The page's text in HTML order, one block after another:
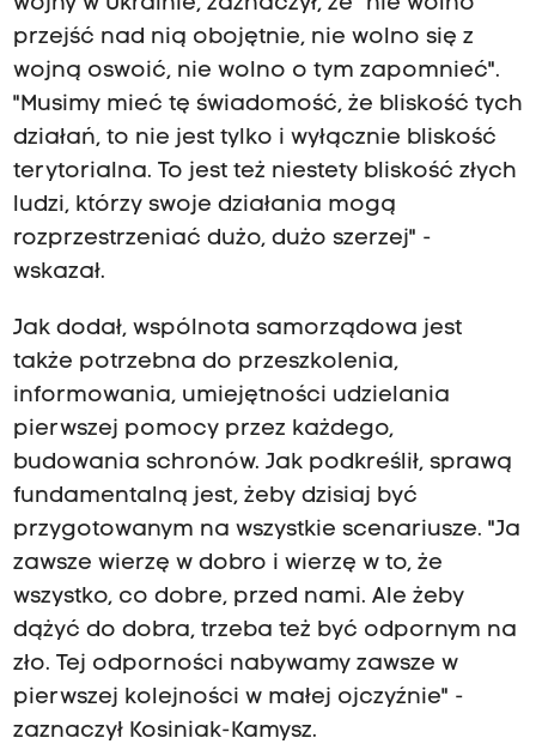
wojny w Ukrainie, zaznaczył, że "nie wolno
przejść nad nią obojętnie, nie wolno się z
wojną oswoić, nie wolno o tym zapomnieć".
"Musimy mieć tę świadomość, że bliskość tych
działań, to nie jest tylko i wyłącznie bliskość
terytorialna. To jest też niestety bliskość złych
ludzi, którzy swoje działania mogą
rozprzestrzeniać dużo, dużo szerzej" -
wskazał.
Jak dodał, wspólnota samorządowa jest
także potrzebna do przeszkolenia,
informowania, umiejętności udzielania
pierwszej pomocy przez każdego,
budowania schronów. Jak podkreślił, sprawą
fundamentalną jest, żeby dzisiaj być
przygotowanym na wszystkie scenariusze. "Ja
zawsze wierzę w dobro i wierzę w to, że
wszystko, co dobre, przed nami. Ale żeby
dążyć do dobra, trzeba też być odpornym na
zło. Tej odporności nabywamy zawsze w
pierwszej kolejności w małej ojczyźnie" -
zaznaczył Kosiniak-Kamysz.